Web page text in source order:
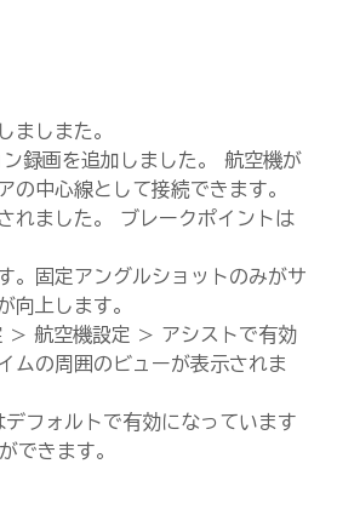
ましまた。
録画を追加しました。 航空機が
の中心線として接続できます。
れました。 ブレークポイントは
。固定アングルショットのみがサ
向上します。
> 航空機設定 > アシストで有効
ムの周囲のビューが表示されま
フォルトで有効になっています
できます。